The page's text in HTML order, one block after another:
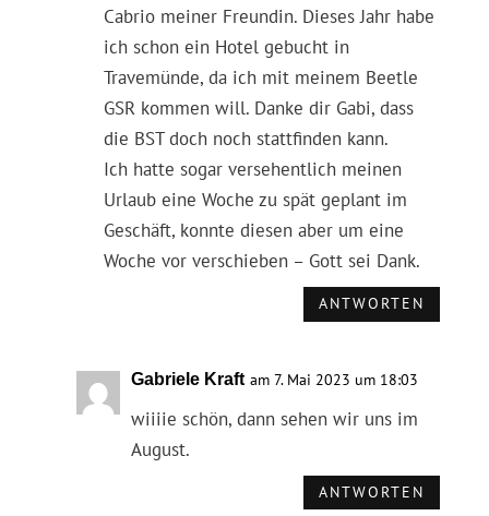
Cabrio meiner Freundin. Dieses Jahr habe
ich schon ein Hotel gebucht in
Travemünde, da ich mit meinem Beetle
GSR kommen will. Danke dir Gabi, dass
die BST doch noch stattfinden kann.
Ich hatte sogar versehentlich meinen
Urlaub eine Woche zu spät geplant im
Geschäft, konnte diesen aber um eine
Woche vor verschieben – Gott sei Dank.
ANTWORTEN
Gabriele Kraft am 7. Mai 2023 um 18:03
wiiiie schön, dann sehen wir uns im
August.
ANTWORTEN